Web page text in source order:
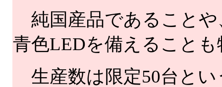
純国産品であることや
青色LEDを備えることも
生産数は限定50台とい